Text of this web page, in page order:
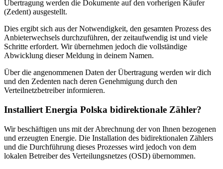
Übertragung werden die Dokumente auf den vorherigen Käufer
(Zedent) ausgestellt.
Dies ergibt sich aus der Notwendigkeit, den gesamten Prozess des
Anbieterwechsels durchzuführen, der zeitaufwendig ist und viele
Schritte erfordert. Wir übernehmen jedoch die vollständige
Abwicklung dieser Meldung in deinem Namen.
Über die angenommenen Daten der Übertragung werden wir dich
und den Zedenten nach deren Genehmigung durch den
Verteilnetzbetreiber informieren.
Installiert Energia Polska bidirektionale Zähler?
Wir beschäftigen uns mit der Abrechnung der von Ihnen bezogenen
und erzeugten Energie. Die Installation des bidirektionalen Zählers
und die Durchführung dieses Prozesses wird jedoch von dem
lokalen Betreiber des Verteilungsnetzes (OSD) übernommen.